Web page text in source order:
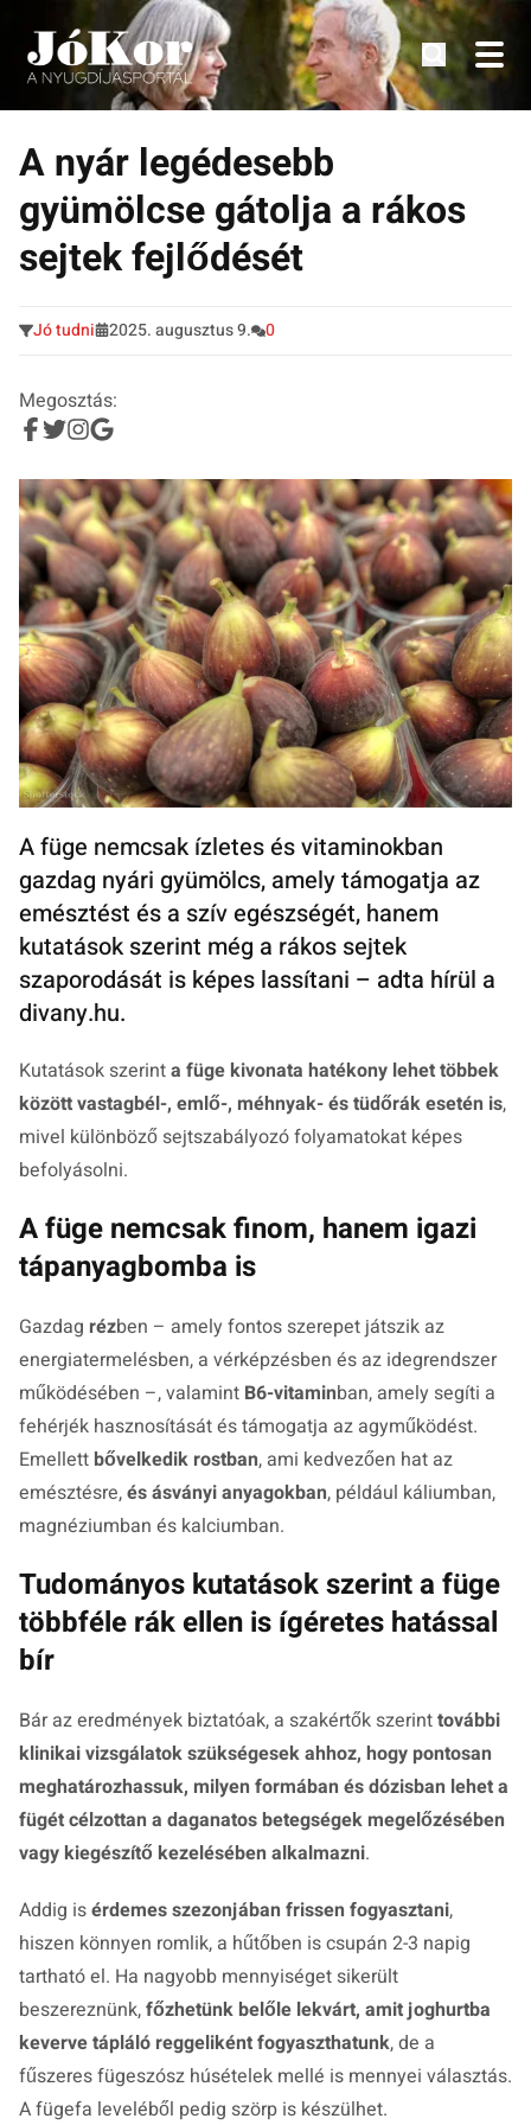
Tovább
tartalomra
Tudnivalók, érdekességek idősek számára.
A nyár legédesebb
gyümölcse gátolja a rákos
sejtek fejlődését
Jó tudni 2025. augusztus 9. 0
Megosztás:
A füge nemcsak ízletes és vitaminokban
gazdag nyári gyümölcs, amely támogatja az
emésztést és a szív egészségét, hanem
kutatások szerint még a rákos sejtek
szaporodását is képes lassítani – adta hírül a
divany.hu.
Kutatások szerinta füge kivonata hatékony lehet többek
között vastagbél-, emlő-, méhnyak- és tüdőrák esetén is,
mivel különböző sejtszabályozó folyamatokat képes
befolyásolni.
A füge nemcsak finom, hanem igazi
tápanyagbomba is
Gazdag rézben – amely fontos szerepet játszik az
energiatermelésben, a vérképzésben és az idegrendszer
működésében –, valamint B6-vitaminban, amely segíti a
fehérjék hasznosítását és támogatja az agyműködést.
Emellett bővelkedik rostban, ami kedvezően hat az
emésztésre,és ásványi anyagokban, például káliumban,
magnéziumban és kalciumban.
Tudományos kutatások szerint a füge
többféle rák ellen is ígéretes hatással
bír
Bár az eredmények biztatóak, a szakértők szerinttovábbi
klinikai vizsgálatok szükségesek ahhoz, hogy pontosan
meghatározhassuk, milyen formában és dózisban lehet a
fügét célzottan a daganatos betegségek megelőzésében
vagy kiegészítő kezelésében alkalmazni.
Addig isérdemes szezonjában frissen fogyasztani,
hiszen könnyen romlik, a hűtőben is csupán 2-3 napig
tartható el. Ha nagyobb mennyiséget sikerült
beszereznünk,főzhetünk belőle lekvárt, amit joghurtba
keverve tápláló reggeliként fogyaszthatunk, de a
fűszeres fügeszósz húsételek mellé is mennyei választás.
A fügefa leveléből pedig szörp is készülhet.